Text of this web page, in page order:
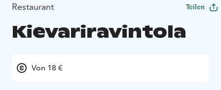
Restaurant Teilen
Kievariravintola
Von 18 €